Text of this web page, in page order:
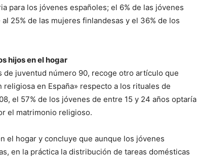
para los jóvenes españoles; el 6% de las jóvenes
25% de las mujeres finlandesas y el 36% de los
hijos en el hogar
juventud número 90, recoge otro artículo que
en España» respecto a los rituales de
el 57% de los jóvenes de entre 15 y 24 años optaría
el matrimonio religioso.
el hogar y concluye que aunque los jóvenes
en la práctica la distribución de tareas domésticas